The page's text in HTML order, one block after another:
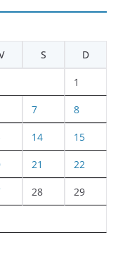
S D
1
7 8
14 15
21 22
28 29